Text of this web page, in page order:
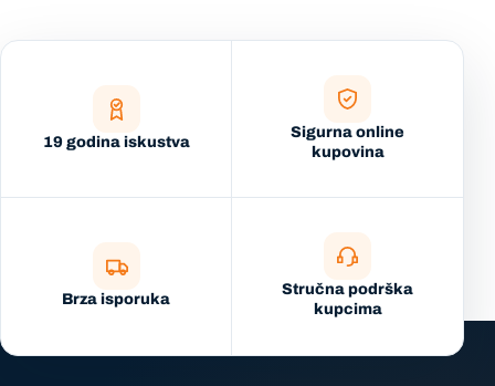
19 godina iskustva
Sigurna online
kupovina
Brza isporuka
Stručna podrška
kupcima